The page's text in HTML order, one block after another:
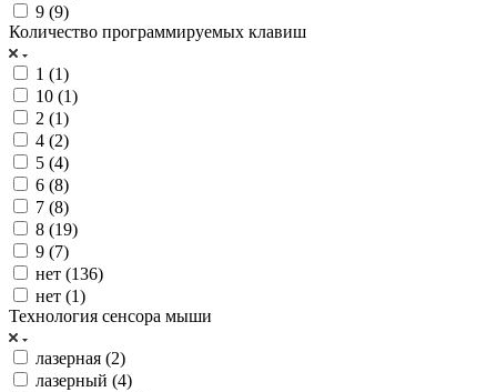
9 (9)
Количество программируемых клавиш
1 (1)
10 (1)
2 (1)
4 (2)
5 (4)
6 (8)
7 (8)
8 (19)
9 (7)
нет (136)
нет (1)
Технология сенсора мыши
лазерная (2)
лазерный (4)